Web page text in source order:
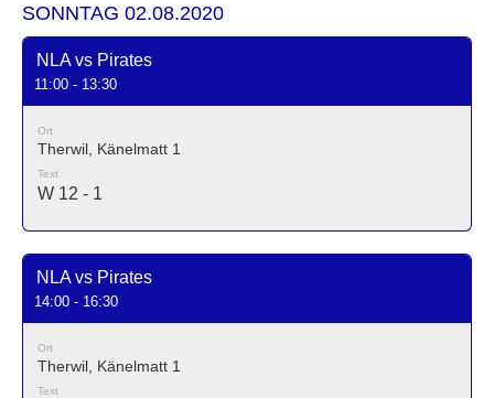
SONNTAG 02.08.2020
NLA vs Pirates
11:00 - 13:30
Ort
Therwil, Känelmatt 1
Text
W 12 - 1
NLA vs Pirates
14:00 - 16:30
Ort
Therwil, Känelmatt 1
Text